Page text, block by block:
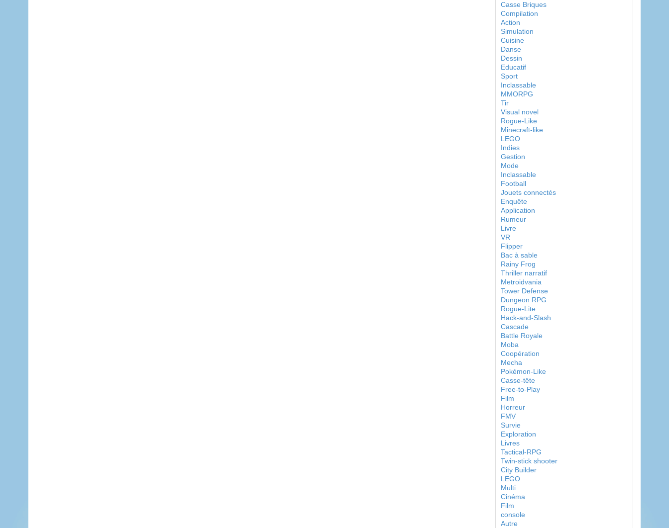
Casse Briques
Compilation
Action
Simulation
Cuisine
Danse
Dessin
Educatif
Sport
Inclassable
MMORPG
Tir
Visual novel
Rogue-Like
Minecraft-like
LEGO
Indies
Gestion
Mode
Inclassable
Football
Jouets connectés
Enquête
Application
Rumeur
Livre
VR
Flipper
Bac à sable
Rainy Frog
Thriller narratif
Metroidvania
Tower Defense
Dungeon RPG
Rogue-Lite
Hack-and-Slash
Cascade
Battle Royale
Moba
Coopération
Mecha
Pokémon-Like
Casse-tête
Free-to-Play
Film
Horreur
FMV
Survie
Exploration
Livres
Tactical-RPG
Twin-stick shooter
City Builder
LEGO
Multi
Cinéma
Film
console
Autre